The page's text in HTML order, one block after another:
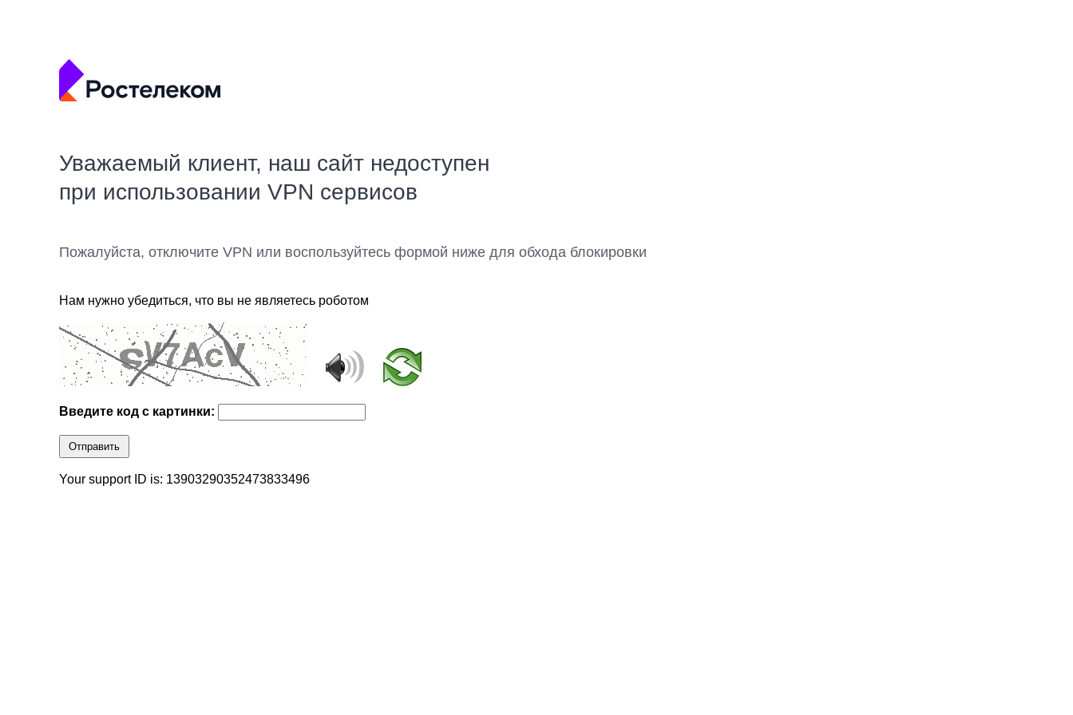
Уважаемый клиент, наш сайт недоступен
при использовании VPN сервисов
Пожалуйста, отключите VPN или воспользуйтесь формой ниже для обхода блокировки
Нам нужно убедиться, что вы не являетесь роботом
Введите код с картинки:
Отправить
Your support ID is: 13903290352473833496